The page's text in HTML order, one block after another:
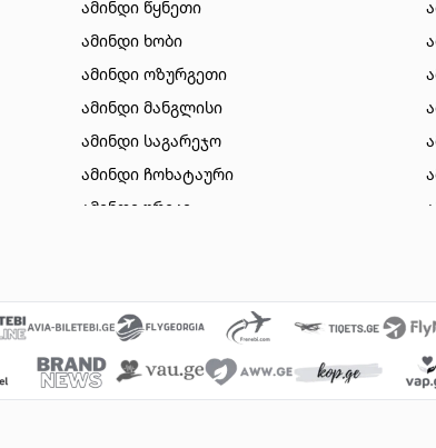
ამინდი წყნეთი
ამინდი ხობი
ამინდი ოზურგეთი
ამინდი მანგლისი
ამინდი საგარეჯო
ამინდი ჩოხატაური
ამინდი ურეკი
ამინდი გორი
ამინდი ბაკურიანი
ამინდი თიანეთი